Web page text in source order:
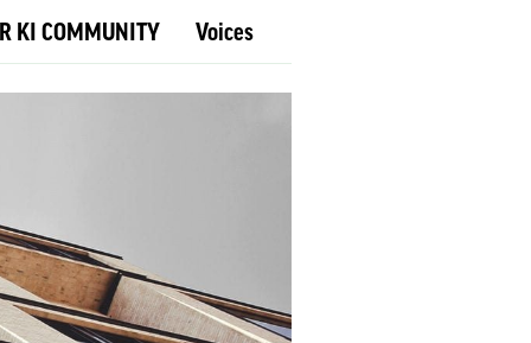
KI COMMUNITY Voices